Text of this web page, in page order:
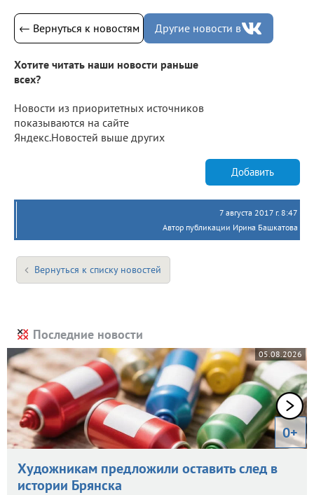
← Вернуться к новостям Другие новости в
Хотите читать наши новости раньше
всех?
Новости из приоритетных источников
показываются на сайте
Яндекс.Новостей выше других
Добавить
7 августа 2017 г. 8:47
Автор публикации Ирина Башкатова
Вернуться к списку новостей
Последние новости
05.08.2026
0+
Художникам предложили оставить след в
истории Брянска